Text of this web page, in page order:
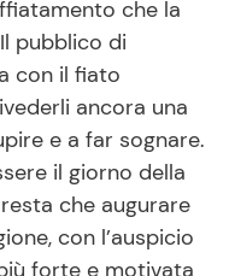
che la
pubblico di
con il fiato
ancora una
e a far sognare.
il giorno della
che augurare
con l’auspicio
forte e motivata